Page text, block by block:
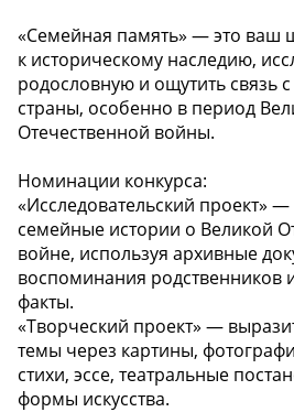
«Семейная память» — это ваш
к историческому наследию,
родословную и ощутить связь
страны, особенно в период
Отечественной войны.
Номинации конкурса:
«Исследовательский проект»
семейные истории о Великой
войне, используя архивные
воспоминания родственников
факты.
«Творческий проект» —
темы через картины,
стихи, эссе, театральные
формы искусства.